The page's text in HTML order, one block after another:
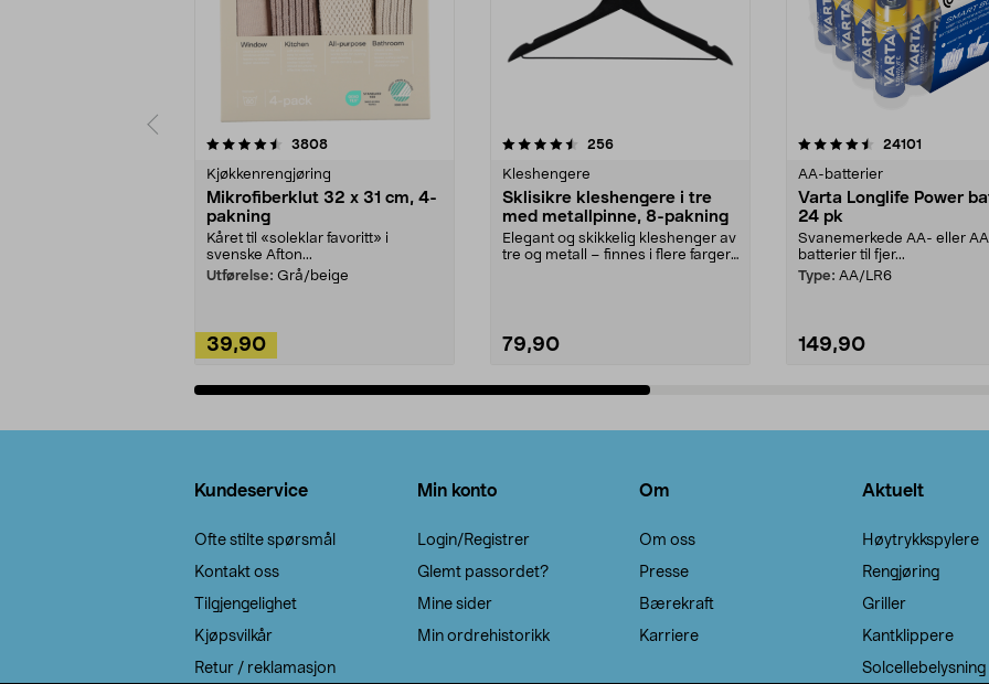
3808anmeldelser
Kjøkkenrengjøring
Mikrofiberklut 32 x 31 cm, 4-
pakning
Kåret til «soleklar favoritt» i
svenske Afton...
Utførelse: Grå/beige
39,90
4.5av 5 stjerner 256anmeldelser
Kleshengere
Sklisikre kleshengere i tre
med metallpinne, 8-pakning
Elegant og skikkelig kleshenger av
tre og metall – finnes i flere farger.
79,90
4.5av 5 stjerner 24101
AA-batterier
Varta Longlife Power
24 pk
Svanemerkede AA- eller
batterier til fjer...
Type: AA/LR6
149,90
4.5av 5 stjerner
Kundeservice
Ofte stilte spørsmål
Kontakt oss
Tilgjengelighet
Kjøpsvilkår
Retur / reklamasjon
Min konto
Login/Registrer
Glemt passordet?
Mine sider
Min ordrehistorikk
Om
Om oss
Presse
Bærekraft
Karriere
Aktuelt
Høytrykkspylere
Rengjøring
Griller
Kantklippere
Solcellebelysning